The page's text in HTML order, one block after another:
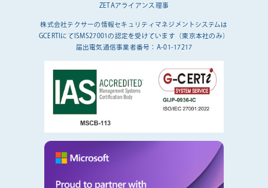
ZETAアライアンス理事
株式会社テクサーの情報セキュリティマネジメントシステムは
GCERTIにてISMS27001の認定を受けています（東京本社のみ）
届出電気通信事業者番号：A-01-17217